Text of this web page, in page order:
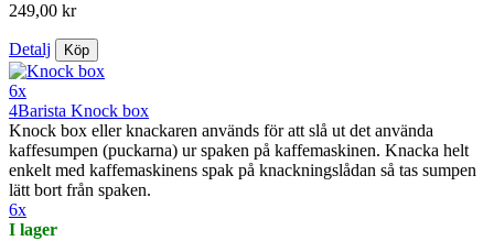
249,00 kr
Detalj Köp
6x
4Barista Knock box
Knock box eller knackaren används för att slå ut det använda
kaffesumpen (puckarna) ur spaken på kaffemaskinen. Knacka helt
enkelt med kaffemaskinens spak på knackningslådan så tas sumpen
lätt bort från spaken.
6x
I lager